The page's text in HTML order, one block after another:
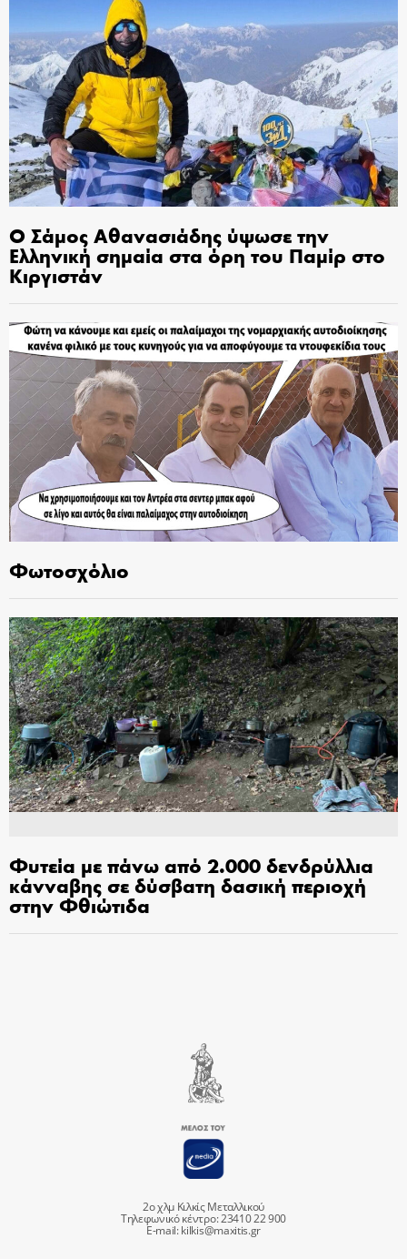
Ο Σάμος Αθανασιάδης ύψωσε την
Ελληνική σημαία στα όρη του Παμίρ στο
Κιργιστάν
Φωτοσχόλιο
Φυτεία με πάνω από 2.000 δενδρύλλια
κάνναβης σε δύσβατη δασική περιοχή
στην Φθιώτιδα
2ο χλμ Κιλκίς Μεταλλικού
Τηλεφωνικό κέντρο: 23410 22 900
E-mail:kilkis@maxitis.gr